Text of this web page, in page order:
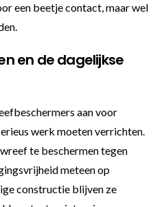
een beetje contact, maar wel
en de dagelijkse
aan voor
werk moeten verrichten.
te beschermen tegen
meteen op
constructie blijven ze